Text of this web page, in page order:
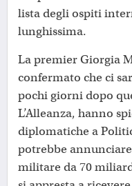
lista degli ospiti
lunghissima.
La premier Giorgia
confermato che ci
pochi giorni dopo
L’Alleanza, hanno
diplomatiche a
potrebbe
militare da 70